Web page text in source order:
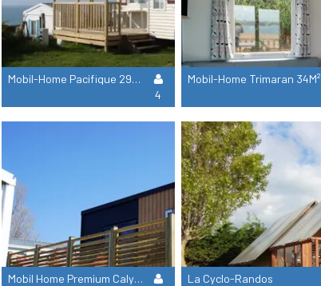
Mobil-Home Pacifique 29M² Terrasse Semi-Couverte
4
Mobil-Home Trimaran 34M²
Mobil Home Premium Calypso 30M²
La Cyclo-Randos